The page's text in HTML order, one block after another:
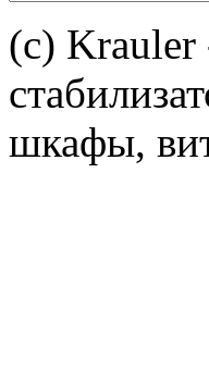
(c) Krauler
шкафы,